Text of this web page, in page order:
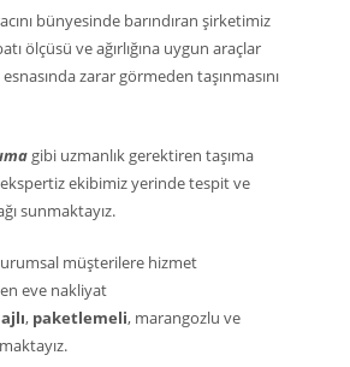
bünyesinde barındıran şirketimiz
ölçüsü ve ağırlığına uygun araçlar
zarar görmeden taşınmasını
gibi uzmanlık gerektiren taşıma
ekibimiz yerinde tespit ve
sunmaktayız.
müşterilere hizmet
eve nakliyat
, paketlemeli, marangozlu ve